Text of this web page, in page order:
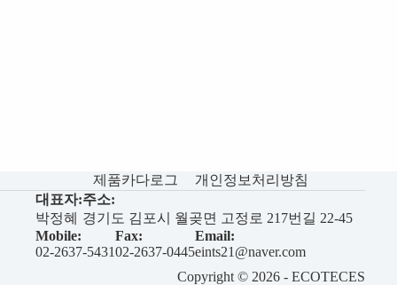
제품카다로그
개인정보처리방침
대표자:
박정혜
주소:
경기도 김포시 월곶면 고정로 217번길 22-45
Mobile:
02-2637-5431
Fax:
02-2637-0445
Email:
eints21@naver.com
Copyright © 2026 - ECOTECES